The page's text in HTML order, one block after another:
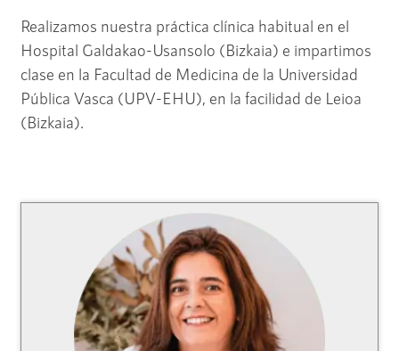
Realizamos nuestra práctica clínica habitual en el
Hospital Galdakao-Usansolo (Bizkaia) e impartimos
clase en la Facultad de Medicina de la Universidad
Pública Vasca (UPV-EHU), en la facilidad de Leioa
(Bizkaia).